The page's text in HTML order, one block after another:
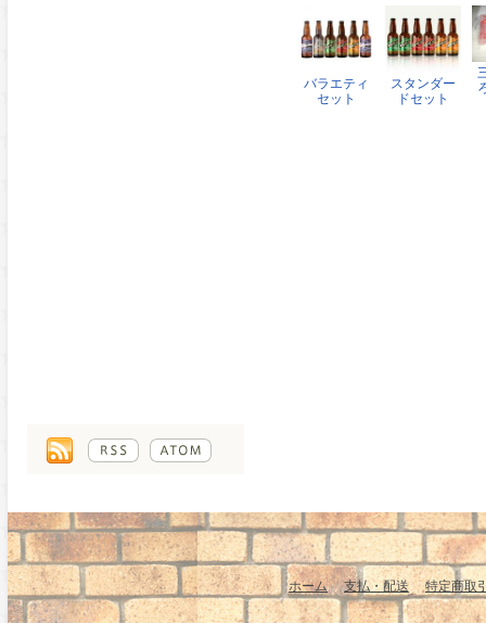
バラエティ
セット
スタンダー
ドセット
ホーム 支払・配送 特定商取